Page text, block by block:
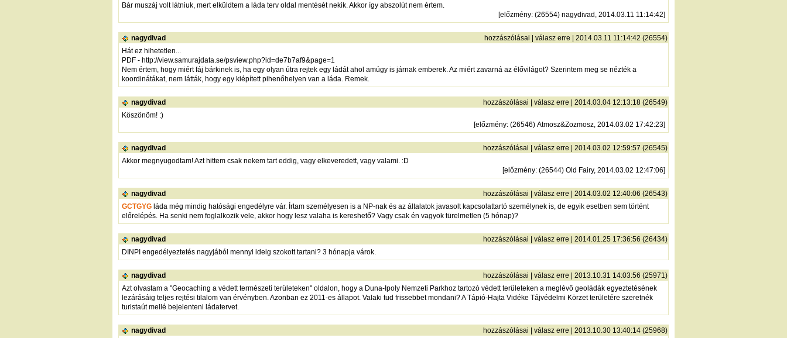
Bár muszáj volt látniuk, mert elküldtem a láda terv oldal mentését nekik. Akkor így abszolút nem értem.
[előzmény: (26554) nagydivad, 2014.03.11 11:14:42]
nagydivad hozzászólásai válasz erre | 2014.03.11 11:14:42 (26554)
Hát ez hihetetlen...
PDF - http://view.samurajdata.se/psview.php?id=de7b7af9&page=1
Nem értem, hogy miért fáj bárkinek is, ha egy olyan útra rejtek egy ládát ahol amúgy is járnak emberek. Az miért zavarná az élővilágot? Szerintem meg se nézték a
koordinátákat, nem látták, hogy egy kiépített pihenőhelyen van a láda. Remek.
nagydivad hozzászólásai válasz erre | 2014.03.04 12:13:18 (26549)
Köszönöm! :)
[előzmény: (26546) Atmosz&Zozmosz, 2014.03.02 17:42:23]
nagydivad hozzászólásai válasz erre | 2014.03.02 12:59:57 (26545)
Akkor megnyugodtam! Azt hittem csak nekem tart eddig, vagy elkeveredett, vagy valami. :D
[előzmény: (26544) Old Fairy, 2014.03.02 12:47:06]
nagydivad hozzászólásai válasz erre | 2014.03.02 12:40:06 (26543)
GCTGYG láda még mindig hatósági engedélyre vár. Írtam személyesen is a NP-nak és az általatok javasolt kapcsolattartó személynek is, de egyik esetben sem történt
előrelépés. Ha senki nem foglalkozik vele, akkor hogy lesz valaha is kereshető? Vagy csak én vagyok türelmetlen (5 hónap)?
nagydivad hozzászólásai válasz erre | 2014.01.25 17:36:56 (26434)
DINPI engedélyeztetés nagyjából mennyi ideig szokott tartani? 3 hónapja várok.
nagydivad hozzászólásai válasz erre | 2013.10.31 14:03:56 (25971)
Azt olvastam a "Geocaching a védett természeti területeken" oldalon, hogy a Duna-Ipoly Nemzeti Parkhoz tartozó védett területeken a meglévő geoládák egyeztetésének
lezárásáig teljes rejtési tilalom van érvényben. Azonban ez 2011-es állapot. Valaki tud frissebbet mondani? A Tápió-Hajta Vidéke Tájvédelmi Körzet területére szeretnék
turistaút mellé bejelenteni ládatervet.
nagydivad hozzászólásai válasz erre | 2013.10.30 13:40:14 (25968)